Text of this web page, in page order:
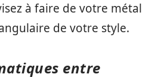
à faire de votre métal
de votre style.
entre